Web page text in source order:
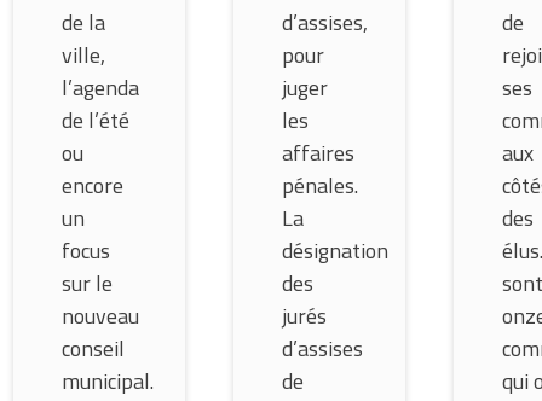
de la
ville,
l’agenda
de l’été
ou
encore
un
focus
sur le
nouveau
conseil
municipal.
d’assises,
pour
juger
les
affaires
pénales.
La
désignation
des
jurés
d’assises
de
de
ses
aux
des
sont
qui